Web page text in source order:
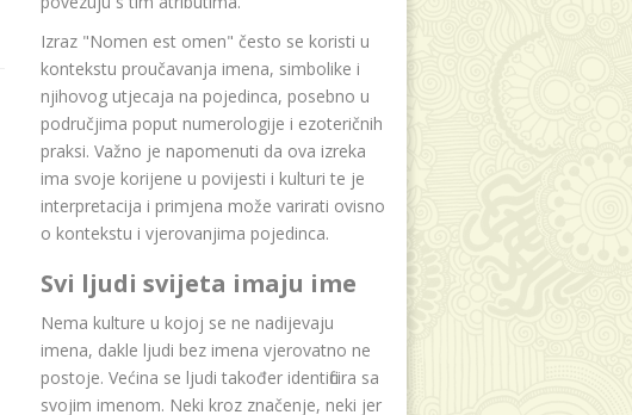
Izraz "Nomen est omen" često se koristi u
kontekstu proučavanja imena, simbolike i
njihovog utjecaja na pojedinca, posebno u
područjima poput numerologije i ezoteričnih
praksi. Važno je napomenuti da ova izreka
ima svoje korijene u povijesti i kulturi te je
interpretacija i primjena može varirati ovisno
o kontekstu i vjerovanjima pojedinca.
Svi ljudi svijeta imaju ime
Nema kulture u kojoj se ne nadijevaju
imena, dakle ljudi bez imena vjerovatno ne
postoje. Većina se ljudi također identificira sa
svojim imenom. Neki kroz značenje, neki jer